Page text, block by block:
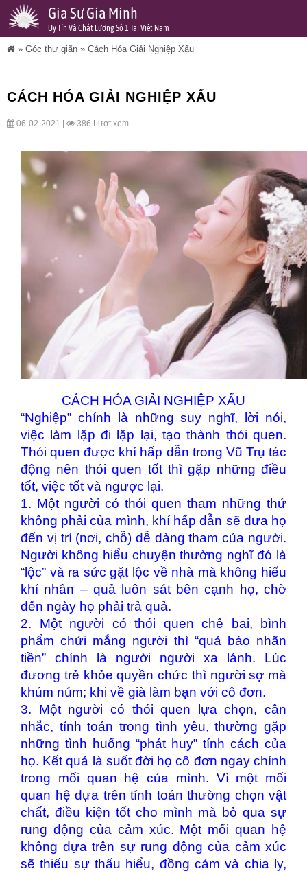
Gia Sư Gia Minh
Uy Tín Và Chất Lượng Số 1 Tại Việt Nam
» Góc thư giãn » Cách Hóa Giải Nghiệp Xấu
CÁCH HÓA GIẢI NGHIỆP XẤU
06-02-2021 | 386 Lượt xem
CÁCH HÓA GIẢI NGHIỆP XẤU
“Nghiệp” chính là những suy nghĩ, lời nói,
việc làm lặp đi lặp lại, tạo thành thói quen.
Thói quen được khí hấp dẫn trong Vũ Trụ tác
động nên thói quen tốt thì gặp những điều
tốt, việc tốt và ngược lại.
1. Một người có thói quen tham những thứ
không phải của mình, khí hấp dẫn sẽ đưa họ
đến vị trí (nơi, chỗ) dễ dàng tham của người.
Người không hiểu chuyện thường nghĩ đó là
“lộc” và ra sức gặt lộc về nhà mà không hiểu
khí nhân – quả luôn sát bên cạnh họ, chờ
đến ngày họ phải trả quả.
2. Một người có thói quen chê bai, bình
phẩm chửi mắng người thì “quả báo nhãn
tiền” chính là người người xa lánh. Lúc
đương trẻ khỏe quyền chức thì người sợ mà
khúm núm; khi về già làm bạn với cô đơn.
3. Một người có thói quen lựa chọn, cân
nhắc, tính toán trong tình yêu, thường gặp
những tình huống “phát huy” tính cách của
họ. Kết quả là suốt đời họ cô đơn ngay chính
trong mối quan hệ của mình. Vì một mối
quan hệ dựa trên tính toán thường chọn vật
chất, điều kiện tốt cho mình mà bỏ qua sự
rung động của cảm xúc. Một mối quan hệ
không dựa trên sự rung động của cảm xúc
sẽ thiếu sự thấu hiểu, đồng cảm và chia ly,